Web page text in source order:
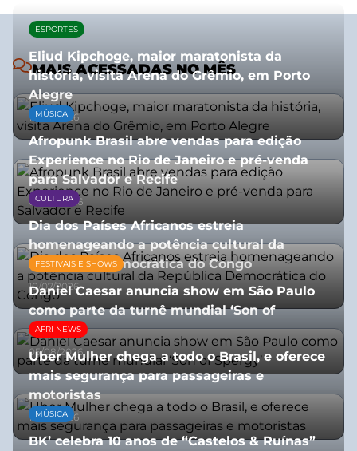
MAIS ACESSADAS NO MÊS
ESPORTES
Eliud Kipchoge, maior maratonista da
história, visita Arena do Grêmio, em Porto
Alegre
10/07/2026
MÚSICA
Afropunk Brasil abre vendas para edição
Experience no Rio de Janeiro e pré-venda
para Salvador e Recife
03/08/2026
CULTURA
Dia dos Países Africanos estreia
homenageando a potência cultural da
República Democrática do Congo
10/07/2026
FESTIVAIS E SHOWS
Daniel Caesar anuncia show em São Paulo
como parte da turnê mundial ‘Son of
Spergy’
05/08/2026
AFRI NEWS
Uber Mulher chega a todo o Brasil, e oferece
mais segurança para passageiras e
motoristas
10/07/2026
MÚSICA
BK’ celebra 10 anos de “Castelos & Ruínas”